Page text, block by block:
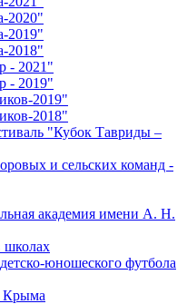
2020"
2019"
2018"
- 2021"
- 2019"
2019"
2018"
"Кубок Тавриды –
и сельских команд -
академия имени А. Н.
школах
юношеского футбола